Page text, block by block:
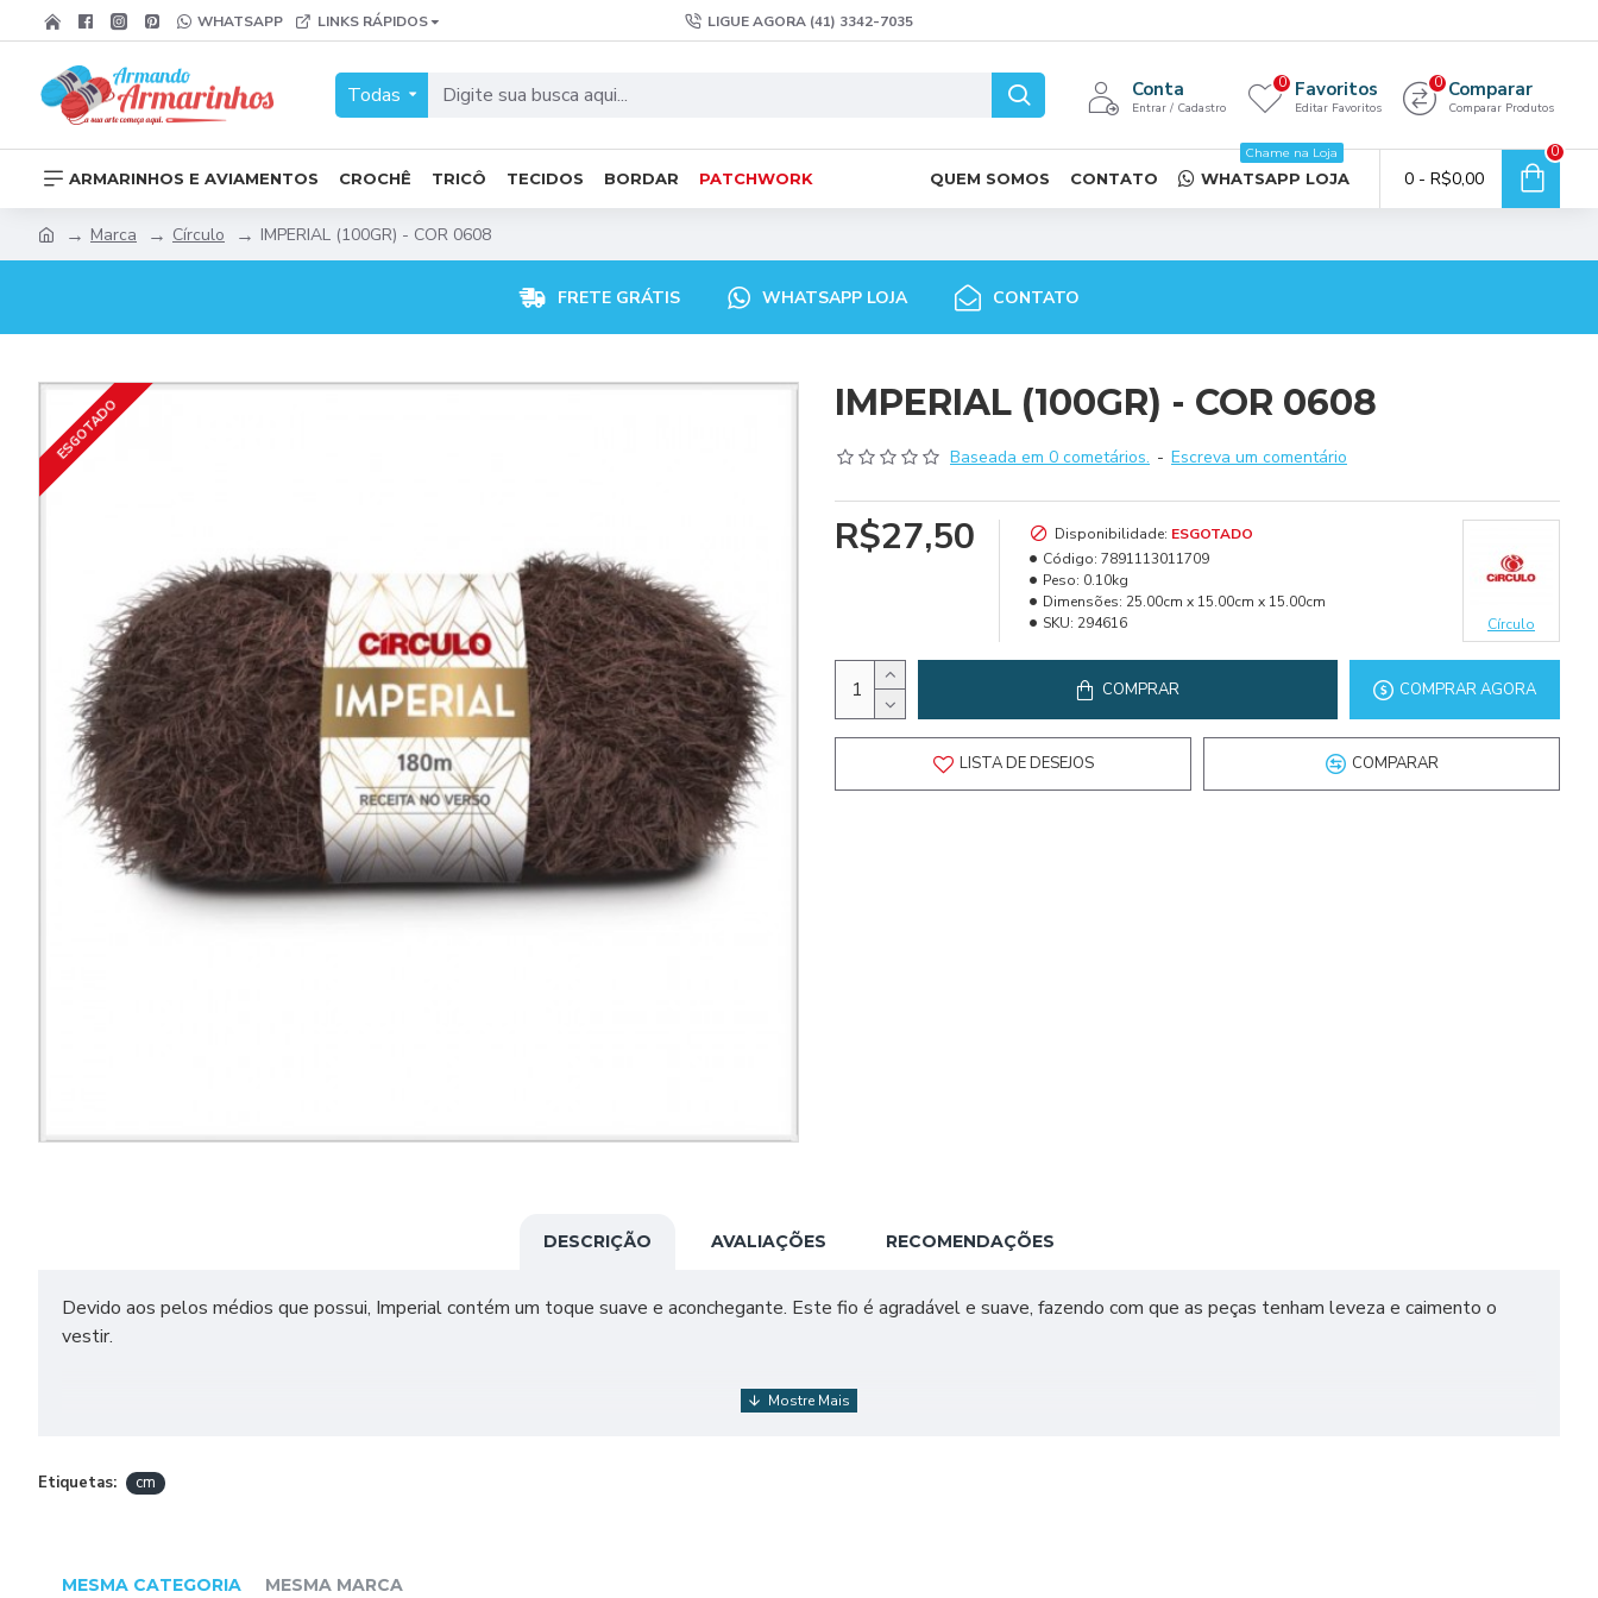
WHATSAPP LINKS RÁPIDOS LIGUE AGORA (41) 3342-7035
Todas Conta
Entrar / Cadastro
Favoritos
Editar Favoritos
0 Comparar
Comparar Produtos
0
ARMARINHOS E AVIAMENTOS CROCHÊ TRICÔ TECIDOS BORDAR PATCHWORK QUEM SOMOS CONTATO WHATSAPP LOJA
Chame na Loja
0 - R$0,00
0
Marca Círculo IMPERIAL (100GR) - COR 0608
FRETE GRÁTIS WHATSAPP LOJA CONTATO
ESGOTADO IMPERIAL (100GR) - COR 0608
Baseada em 0 cometários. - Escreva um comentário
R$27,50 Disponibilidade: ESGOTADO
Código: 7891113011709
Peso: 0.10kg
Dimensões: 25.00cm x 15.00cm x 15.00cm
SKU: 294616 Círculo
COMPRAR COMPRAR AGORA
LISTA DE DESEJOS COMPARAR
DESCRIÇÃO AVALIAÇÕES RECOMENDAÇÕES
Devido aos pelos médios que possui, Imperial contém um toque suave e aconchegante. Este fio é agradável e suave, fazendo com que as peças tenham leveza e caimento o
vestir.
TEX 555
Etiquetas: cm
MESMA CATEGORIA MESMA MARCA